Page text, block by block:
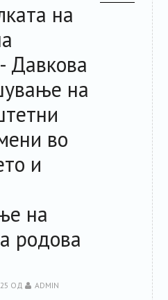
на
Давкова
на
во
и
на
родова
ОД ADMIN